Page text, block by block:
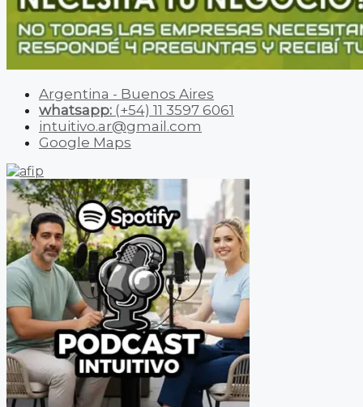
Argentina - Buenos Aires
whatsapp: (+54) 11 3597 6061
intuitivo.ar@gmail.com
Google Maps